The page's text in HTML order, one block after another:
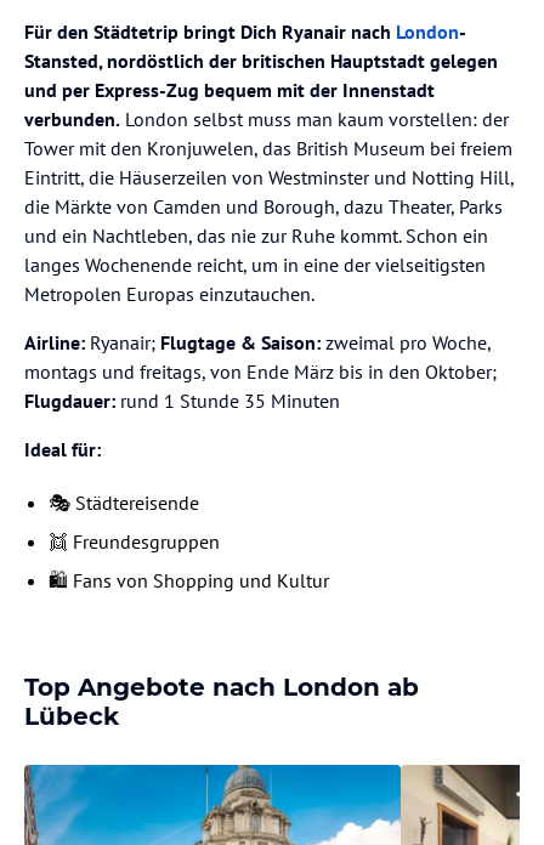
Für den Städtetrip bringt Dich Ryanair nach London-
Stansted, nordöstlich der britischen Hauptstadt gelegen
und per Express-Zug bequem mit der Innenstadt
verbunden. London selbst muss man kaum vorstellen: der
Tower mit den Kronjuwelen, das British Museum bei freiem
Eintritt, die Häuserzeilen von Westminster und Notting Hill,
die Märkte von Camden und Borough, dazu Theater, Parks
und ein Nachtleben, das nie zur Ruhe kommt. Schon ein
langes Wochenende reicht, um in eine der vielseitigsten
Metropolen Europas einzutauchen.
Airline: Ryanair; Flugtage & Saison: zweimal pro Woche,
montags und freitags, von Ende März bis in den Oktober;
Flugdauer: rund 1 Stunde 35 Minuten
Ideal für:
🎭 Städtereisende
👯 Freundesgruppen
🛍️ Fans von Shopping und Kultur
Top Angebote nach London ab
Lübeck